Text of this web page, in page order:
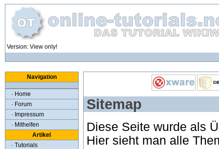
Version: View only!
Navigation
· Home
· Forum
· Impressum
· Mithelfen
Artikel
· Tutorials
Sitemap
Diese Seite wurde als
Hier sieht man alle